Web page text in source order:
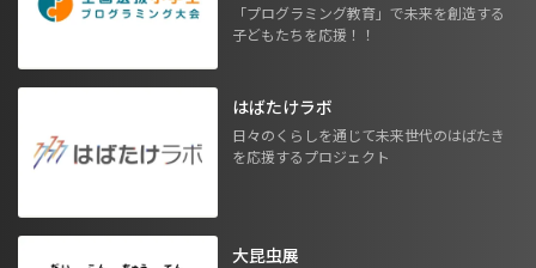
「プログラミング教育」で未来を創造する
子どもたちを応援！！
はばたけラボ
日々のくらしを通じて未来世代のはばたき
を応援するプロジェクト
大昆虫展